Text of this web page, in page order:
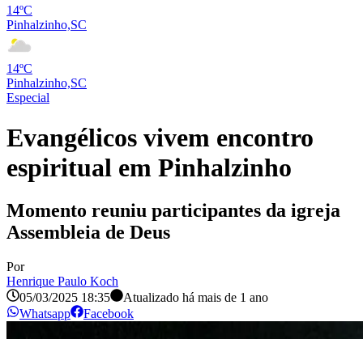
14ºC
Pinhalzinho,SC
14ºC
Pinhalzinho,SC
Especial
Evangélicos vivem encontro
espiritual em Pinhalzinho
Momento reuniu participantes da igreja
Assembleia de Deus
Por
Henrique Paulo Koch
05/03/2025 18:35
Atualizado há mais de 1 ano
Whatsapp
Facebook